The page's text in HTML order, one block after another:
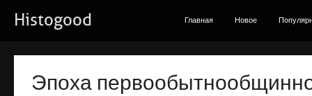
Histogood Главная Новое
Эпоха